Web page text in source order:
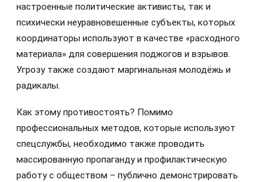
настроенные политические активисты, так и
психически неуравновешенные субъекты, которых
координаторы используют в качестве «расходного
материала» для совершения поджогов и взрывов.
Угрозу также создают маргинальная молодёжь и
радикалы.
Как этому противостоять? Помимо
профессиональных методов, которые используют
спецслужбы, необходимо также проводить
массированную пропаганду и профилактическую
работу с обществом – публично демонстрировать